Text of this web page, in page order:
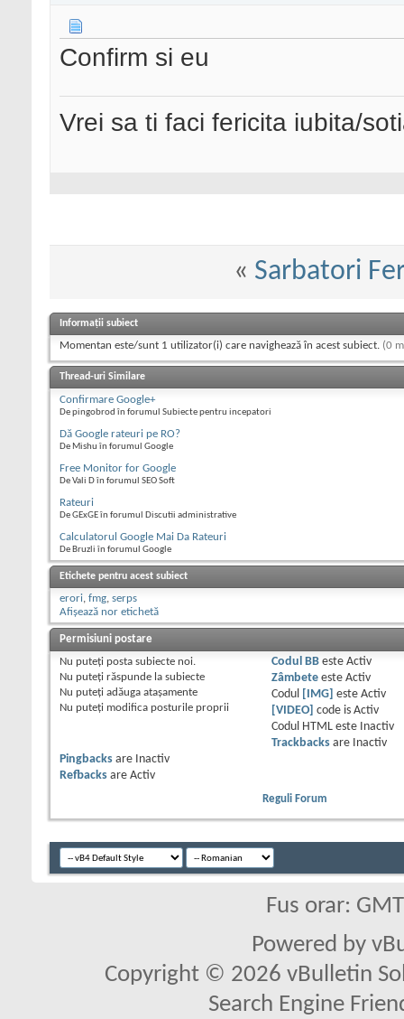
Confirm si eu
Vrei sa ti faci fericita iubita/
« Sarbatori
Informații subiect
Momentan este/sunt 1 utilizator(i) care navighează în acest subiect. (0
Thread-uri Similare
Confirmare Google+
De pingobrod în forumul Subiecte pentru incepatori
Dă Google rateuri pe RO?
De Mishu în forumul Google
Free Monitor for Google
De Vali D în forumul SEO Soft
Rateuri
De GExGE în forumul Discutii administrative
Calculatorul Google Mai Da Rateuri
De Bruzli în forumul Google
Etichete pentru acest subiect
erori, fmg, serps
Afișează nor etichetă
Permisiuni postare
Nu puteţi posta subiecte noi.
Nu puteţi răspunde la subiecte
Nu puteţi adăuga ataşamente
Nu puteţi modifica posturile proprii
Codul BBeste Activ
Zâmbeteeste Activ
Codul
[IMG] este Activ
[VIDEO]
code is Activ
Codul HTML este
Inactiv
Trackbacksare
Inactiv
Pingbacks are
Inactiv
Refbacks are Activ
Reguli Forum
Fus orar:
Powered by
Copyright © 2026 vBulletin
Search Engine